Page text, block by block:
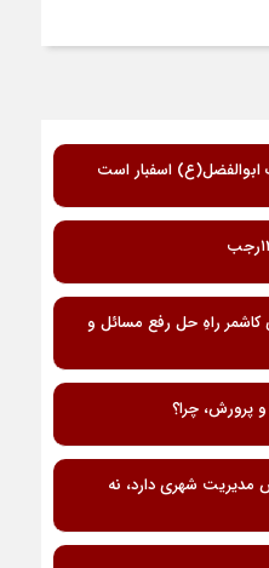
اسفبار است
کاشمر راهِ حل رفع مسائل و
پرورش، چرا؟
مدیریت شهری دارد، نه